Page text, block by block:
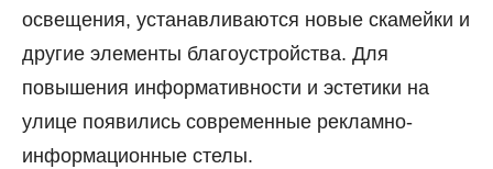
освещения, устанавливаются новые скамейки и
другие элементы благоустройства. Для
повышения информативности и эстетики на
улице появились современные рекламно-
информационные стелы.